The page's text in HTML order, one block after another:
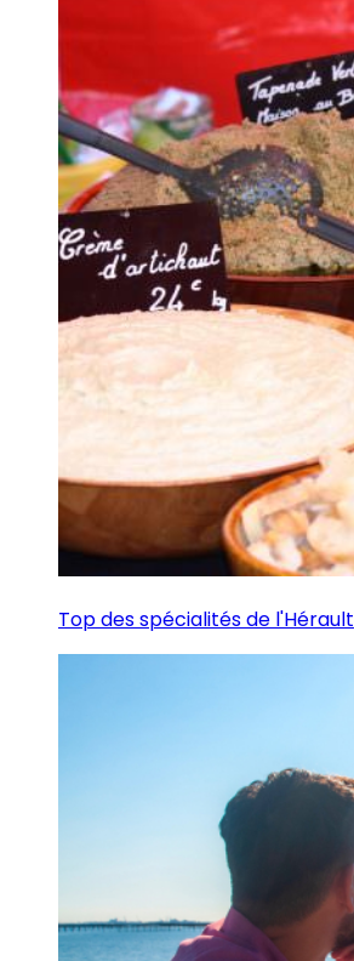
Top des spécialités de l'Hérault